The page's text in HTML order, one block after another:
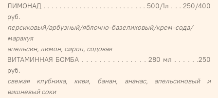
ЛИМОНАД . . . . . . . . . . . . . . . . . . . . . . . . . . 500/1л . . . 250/400
руб.
персиковый/арбузный/яблочно-базеликовый/крем-сода/
маракуя
апельсин, лимон, сироп, содовая
ВИТАМИННАЯ БОМБА . . . . . . . . . . . . . . . 280 мл . . . . . .250
руб.
свежая клубника, киви, банан, ананас, апельсиновый и
вишневый соки